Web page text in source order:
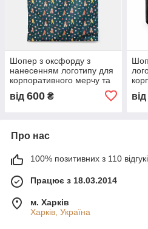
Шопер з оксфорду з
нанесенням логотипу для
корпоративного мерчу та
від 600 ₴ від
Про нас
100% позитивних з 110
Працює з 18.03.2014
м. Харків
Харків, Україна